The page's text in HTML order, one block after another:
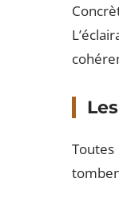
Toutes